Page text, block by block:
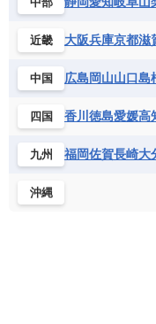
モーリタニア
ルワンダ共和国
南スーダン
近畿 大阪兵庫京都滋
中国 広島岡山山口島
四国 香川 徳島愛媛高
九州 福岡佐賀長崎大
沖縄